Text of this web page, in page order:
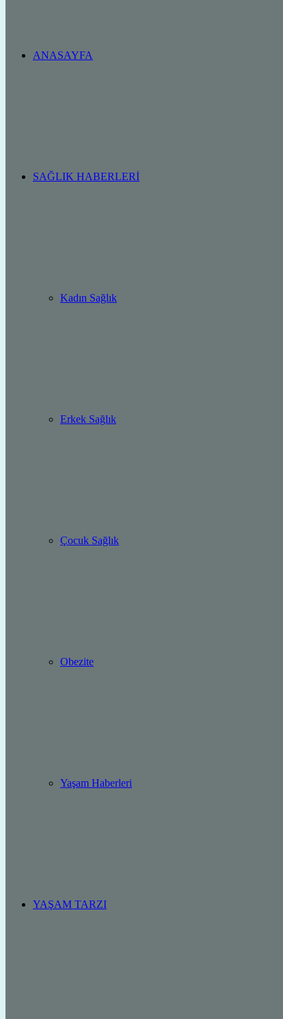
ANASAYFA
SAĞLIK HABERLERI
Kadın Sağlık
Erkek Sağlık
Çocuk Sağlık
Obezite
Yaşam Haberleri
YAŞAM TARZI